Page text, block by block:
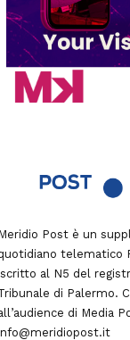
Post è un
telematico
al N5 del
di Palermo.
di Media